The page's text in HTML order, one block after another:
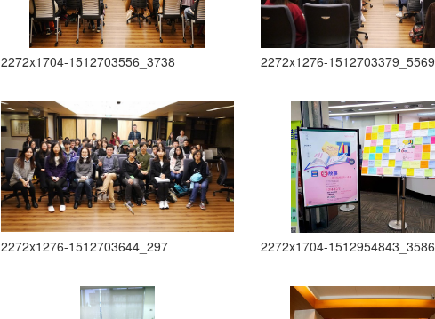
2272x1704-1512703556_3738 2272x1276-1512703379_5569
2272x1276-1512703644_297 2272x1704-1512954843_3586